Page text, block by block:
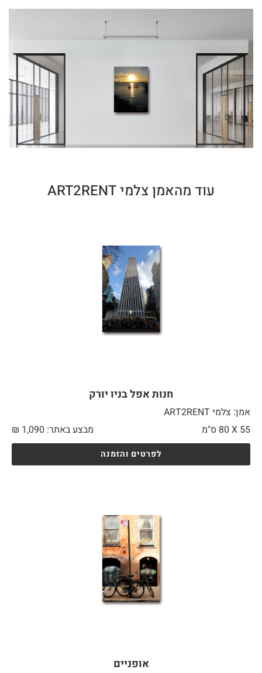
עוד מהאמן צלמי ART2RENT
חנות אפל בניו יורק
אמן: צלמי ART2RENT
55 X
מבצע באתר: ₪ 1,090
לפרטים והזמנה
אופניים